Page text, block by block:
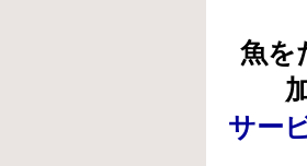
魚を
サー